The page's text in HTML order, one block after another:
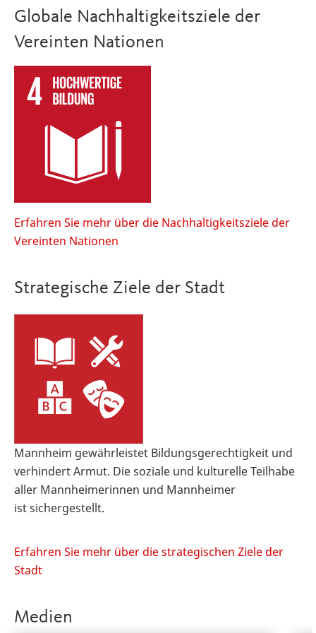
Globale Nachhaltigkeitsziele der
Vereinten Nationen
Erfahren Sie mehr über die Nachhaltigkeitsziele der
Vereinten Nationen
Strategische Ziele der Stadt
Mannheim gewährleistet Bildungsgerechtigkeit und
verhindert Armut. Die soziale und kulturelle Teilhabe
aller Mannheimerinnen und Mannheimer
ist sichergestellt.
Erfahren Sie mehr über die strategischen Ziele der
Stadt
Medien